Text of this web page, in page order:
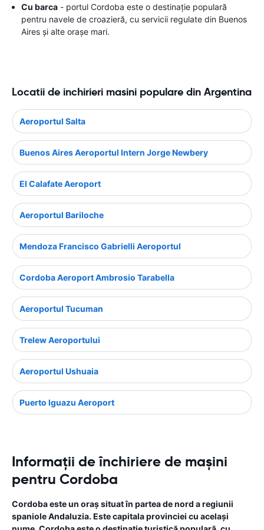
Cu barca - portul Cordoba este o destinație populară
pentru navele de croazieră, cu servicii regulate din Buenos
Aires și alte orașe mari.
Locatii de inchirieri masini populare din Argentina
Aeroportul Salta
Buenos Aires Aeroportul Intern Jorge Newbery
El Calafate Aeroport
Aeroportul Bariloche
Mendoza Francisco Gabrielli Aeroportul
Cordoba Aeroport Ambrosio Tarabella
Aeroportul Tucuman
Trelew Aeroportului
Aeroportul Ushuaia
Puerto Iguazu Aeroport
Informații de închiriere de mașini
pentru Cordoba
Cordoba este un oraș situat în partea de nord a regiunii
spaniole Andaluzia. Este capitala provinciei cu același